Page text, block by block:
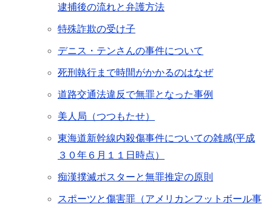
逮捕後の流れと弁護方法
特殊詐欺の受け子
デニス・テンさんの事件について
死刑執行まで時間がかかるのはなぜ
道路交通法違反で無罪となった事例
美人局（つつもたせ）
東海道新幹線内殺傷事件についての雑感(平成
３０年６月１１日時点）
痴漢撲滅ポスターと無罪推定の原則
スポーツと傷害罪（アメリカンフットボール事